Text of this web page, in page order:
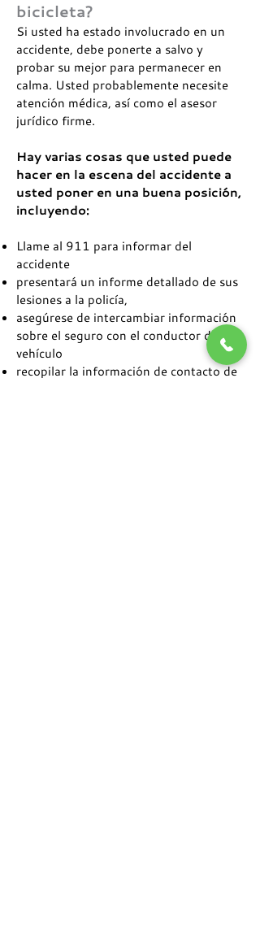
bicicleta?
Si usted ha estado involucrado en un
accidente, debe ponerte a salvo y
probar su mejor para permanecer en
calma. Usted probablemente necesite
atención médica, así como el asesor
jurídico firme.
Hay varias cosas que usted puede
hacer en la escena del accidente a
usted poner en una buena posición,
incluyendo:
Llame al 911 para informar del
accidente
presentará un informe detallado de sus
lesiones a la policía,
asegúrese de intercambiar información
sobre el seguro con el conductor del
vehículo
recopilar la información de contacto de